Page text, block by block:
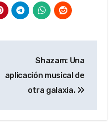
Shazam: Una
aplicación musical de
otra galaxia.